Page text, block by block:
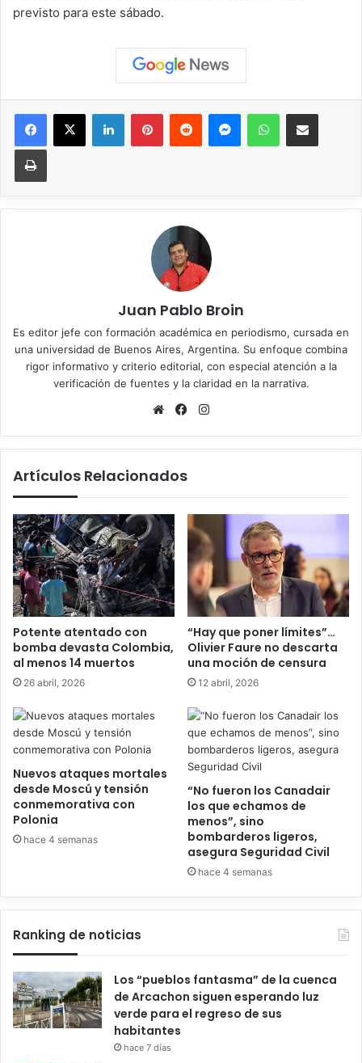
previsto para este sábado.
Facebook
X LinkedInPinterestReddit MessengerWhatsAppCompartir vía correo
Imprimir
Juan Pablo Broin
Es editor jefe con formación académica en periodismo, cursada en
una universidad de Buenos Aires, Argentina. Su enfoque combina
rigor informativo y criterio editorial, con especial atención a la
verificación de fuentes y la claridad en la narrativa.
Sitio
Facebook
Artículos Relacionados
Potente atentado con
bomba devasta Colombia,
al menos 14 muertos
26 abril, 2026
“Hay que poner límites”…
Olivier Faure no descarta
una moción de censura
12 abril, 2026
Nuevos ataques mortales
desde Moscú y tensión
conmemorativa con
Polonia
hace 4 semanas
“No fueron los Canadair
los que echamos de
menos”, sino
bombarderos ligeros,
asegura Seguridad Civil
hace 4 semanas
Ranking de noticias
Los “pueblos fantasma” de la cuenca
de Arcachon siguen esperando luz
verde para el regreso de sus
habitantes
hace 7 días